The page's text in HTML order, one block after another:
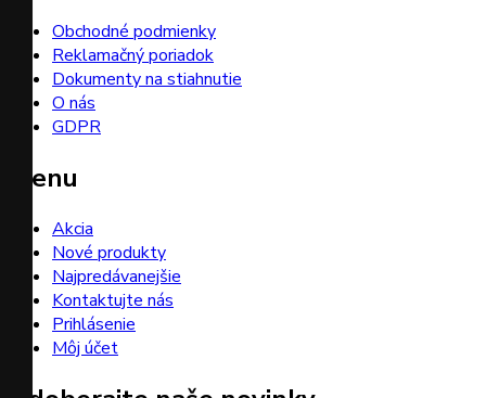
Obchodné podmienky
Reklamačný poriadok
Dokumenty na stiahnutie
O nás
GDPR
Menu
Akcia
Nové produkty
Najpredávanejšie
Kontaktujte nás
Prihlásenie
Môj účet